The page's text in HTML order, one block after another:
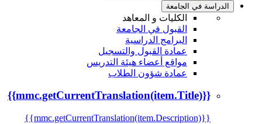
الدراسة في الجامعة
الكليات و المعاهد
القبول في الجامعة
البرامج الدراسية
عمادة القبول والتسجيل
مواقع أعضاء هيئة التدريس
عمادة شؤون الطلاب
{{mmc.getCurrentTranslation(item.Title)}}
{{mmc.getCurrentTranslation(item.Description)}}